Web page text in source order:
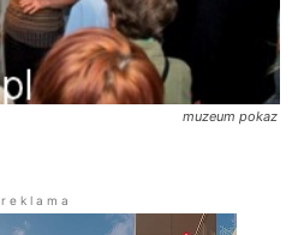
muzeum pokaz
r e k l a m a